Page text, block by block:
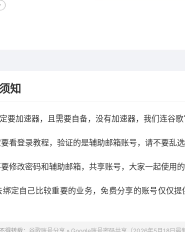
知
要加速器，且需要自备，没有加速器，我们连谷歌
看登录教程，验证的是辅助邮箱账号，请不要乱选
修改密码和辅助邮箱，共享账号，大家一起使用的
定自己比较重要的业务，免费分享的账号仅仅